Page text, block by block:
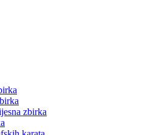
zbirka